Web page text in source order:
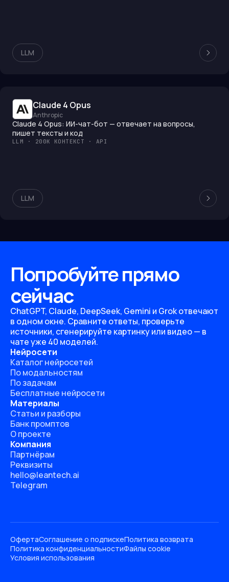
LLM
Claude 4 Opus
Anthropic
Claude 4 Opus: ИИ-чат-бот — отвечает на вопросы,
пишет тексты и код
LLM · 200K КОНТЕКСТ · API
LLM
Попробуйте прямо
сейчас
ChatGPT, Claude, DeepSeek, Gemini и Grok отвечают
в одном окне. Сравните ответы, проверьте
источники, сгенерируйте картинку или видео — в
чате уже 40 моделей.
Нейросети
Каталог нейросетей
По модальностям
По задачам
Бесплатные нейросети
Материалы
Статьи и разборы
Банк промптов
О проекте
Компания
Партнёрам
Реквизиты
hello@leantech.ai
Telegram
ОфертаСоглашение о подпискеПолитика возврата
Политика конфиденциальностиФайлы cookie
Условия использования